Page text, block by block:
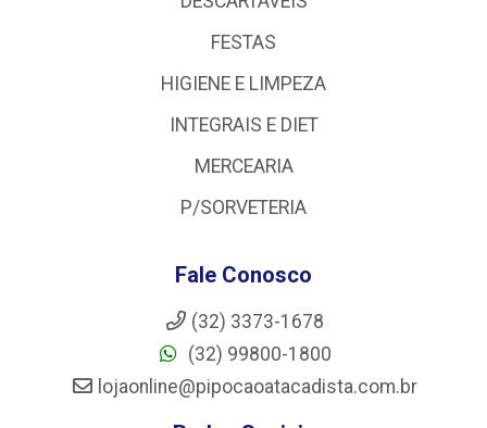
FESTAS
HIGIENE E LIMPEZA
INTEGRAIS E DIET
MERCEARIA
P/SORVETERIA
Fale Conosco
(32) 3373-1678
(32) 99800-1800
lojaonline@pipocaoatacadista.com.br